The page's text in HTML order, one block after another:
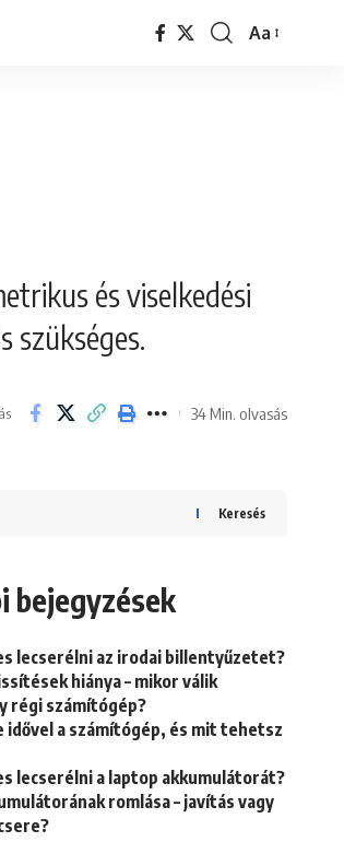
Font
Aa
és viselkedési
szükséges.
34 Min. olvasás
Keresés
bejegyzések
lecserélni az irodai billentyűzetet?
hiánya – mikor válik
régi számítógép?
idővel a számítógép, és mit tehetsz
lecserélni a laptop akkumulátorát?
romlása – javítás vagy